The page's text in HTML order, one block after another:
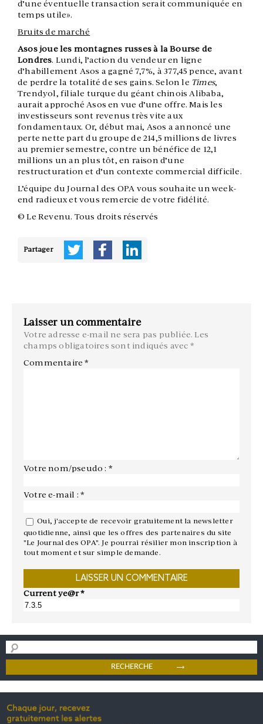
d’une éventuelle transaction serait communiquée en
temps utile».
Bruits de marché
Asos joue les montagnes russes à la Bourse de
Londres. Lundi, l’action du vendeur en ligne
d’habillement Asos a gagné 7,7%, à 377,45 pence, avant
de perdre la totalité de ses gains. Selon le Times,
Trendyol, filiale turque du géant chinois Alibaba,
aurait approché Asos en vue d’une offre. Mais les
investisseurs sont revenus très vite aux
fondamentaux. Or, début mai, Asos a annoncé une
perte nette part du groupe de 214,5 millions de livres
au premier semestre, contre un bénéfice de 12,1
millions un an plus tôt, en raison d’une
restructuration et d’un contexte commercial difficile.
L’équipe du Journal des OPA vous souhaite un week-
end radieux et vous remercie de votre fidélité.
© Le Revenu. Tous droits réservés
Partager
Laisser un commentaire
Votre adresse e-mail ne sera pas publiée. Les
champs obligatoires sont indiqués avec *
Commentaire*
Votre nom/pseudo : *
Votre e-mail : *
Oui, j'accepte de recevoir gratuitement la newsletter
quotidienne, ainsi que les offres des partenaires du site
"Le Journal des OPA". Je pourrai résilier mon inscription à
tout moment et sur simple demande.
Current ye@r*